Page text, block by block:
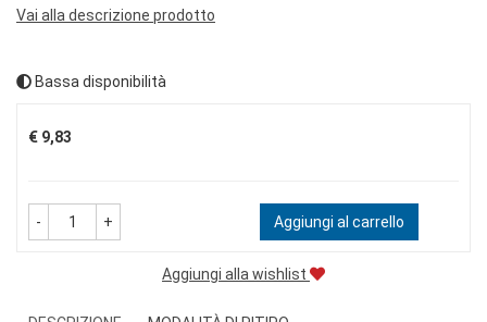
Vai alla descrizione prodotto
Bassa disponibilità
Prezzo
€ 9,83
- + Aggiungi al carrello
Aggiungi alla wishlist